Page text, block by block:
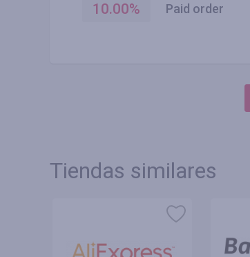
10.00% Paid order
Tiendas similares